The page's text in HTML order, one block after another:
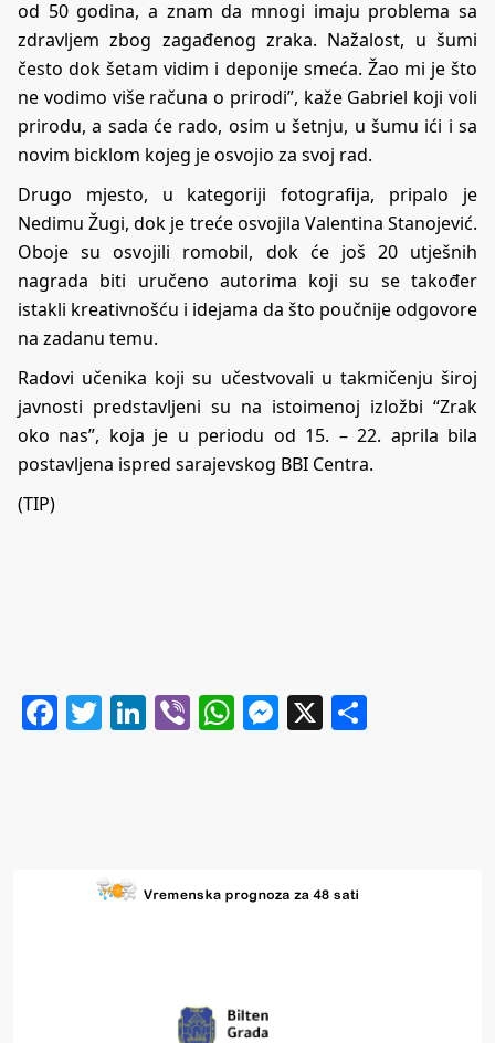
od 50 godina, a znam da mnogi imaju problema sa
zdravljem zbog zagađenog zraka. Nažalost, u šumi
često dok šetam vidim i deponije smeća. Žao mi je što
ne vodimo više računa o prirodi”, kaže Gabriel koji voli
prirodu, a sada će rado, osim u šetnju, u šumu ići i sa
novim bicklom kojeg je osvojio za svoj rad.
Drugo mjesto, u kategoriji fotografija, pripalo je
Nedimu Žugi, dok je treće osvojila Valentina Stanojević.
Oboje su osvojili romobil, dok će još 20 utješnih
nagrada biti uručeno autorima koji su se također
istakli kreativnošću i idejama da što poučnije odgovore
na zadanu temu.
Radovi učenika koji su učestvovali u takmičenju široj
javnosti predstavljeni su na istoimenoj izložbi “Zrak
oko nas”, koja je u periodu od 15. – 22. aprila bila
postavljena ispred sarajevskog BBI Centra.
(TIP)
Facebook
Twitter
LinkedIn
ViberWhatsApp
Messenger
X